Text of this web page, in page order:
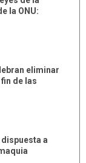
la ONU:
eliminar
de las
a